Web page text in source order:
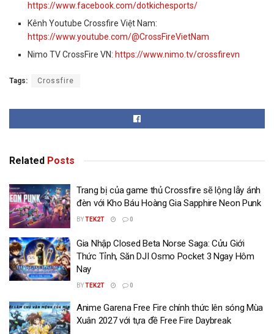
https://www.facebook.com/dotkichesports/
Kênh Youtube Crossfire Việt Nam:
https://www.youtube.com/@CrossFireVietNam
Nimo TV CrossFire VN: https://www.nimo.tv/crossfirevn
Tags: Crossfire
Related Posts
Trang bị của game thủ Crossfire sẽ lộng lẫy ánh
đèn với Kho Báu Hoàng Gia Sapphire Neon Punk
BYTEK2T 0
Gia Nhập Closed Beta Norse Saga: Cửu Giới
Thức Tỉnh, Săn DJI Osmo Pocket 3 Ngay Hôm
Nay
BYTEK2T 0
Anime Garena Free Fire chính thức lên sóng Mùa
Xuân 2027 với tựa đề Free Fire Daybreak